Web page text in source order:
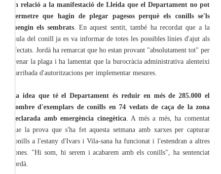
en relació a la manifestació de Lleida que el Departament no pot
permetre que hagin de plegar pagesos perquè els conills se'ls
mengin els sembrats. En aquest sentit, també ha recordat que a la
taula del conill ja es va informar de totes les possibles línies d'ajut als
afectats. Jordà ha remarcat que ho estan provant "absolutament tot" per
frenar la plaga i ha lamentat que la burocràcia administrativa alenteixi
l'arribada d'autoritzacions per implementar mesures.
La idea que té el Departament és reduir en més de 285.000 el
nombre d'exemplars de conills en 74 vedats de caça de la zona
declarada amb emergència cinegètica. A més a més, ha comentat
que la prova que s'ha fet aquesta setmana amb xarxes per capturar
conills a l'estany d'Ivars i Vila-sana ha funcionat i l'estendran a altres
zones. "Hi som, hi serem i acabarem amb els conills", ha sentenciat
Jordà.